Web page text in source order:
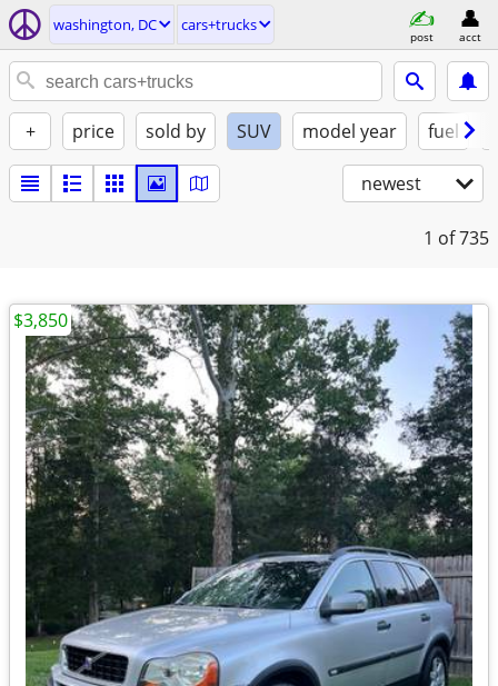
washington, DC cars+trucks
post acct
+ price sold by SUV model year fuel
newest
1 of 735
$3,850